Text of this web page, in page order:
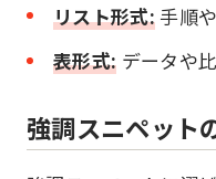
リスト形式: 手順
表形式: データや
強調スニペット